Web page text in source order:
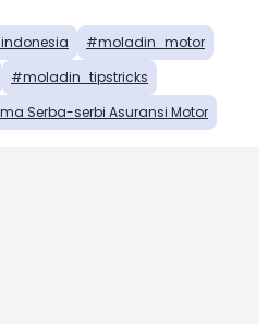
moladin_motor
moladin_tipstricks
Serba-serbi Asuransi Motor